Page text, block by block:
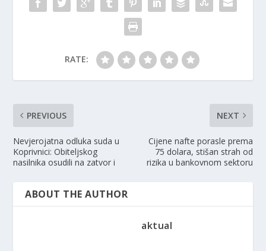
RATE:
PREVIOUS
Nevjerojatna odluka suda u
Koprivnici: Obiteljskog
nasilnika osudili na zatvor i
NEXT
Cijene nafte porasle prema
75 dolara, stišan strah od
rizika u bankovnom sektoru
ABOUT THE AUTHOR
aktual